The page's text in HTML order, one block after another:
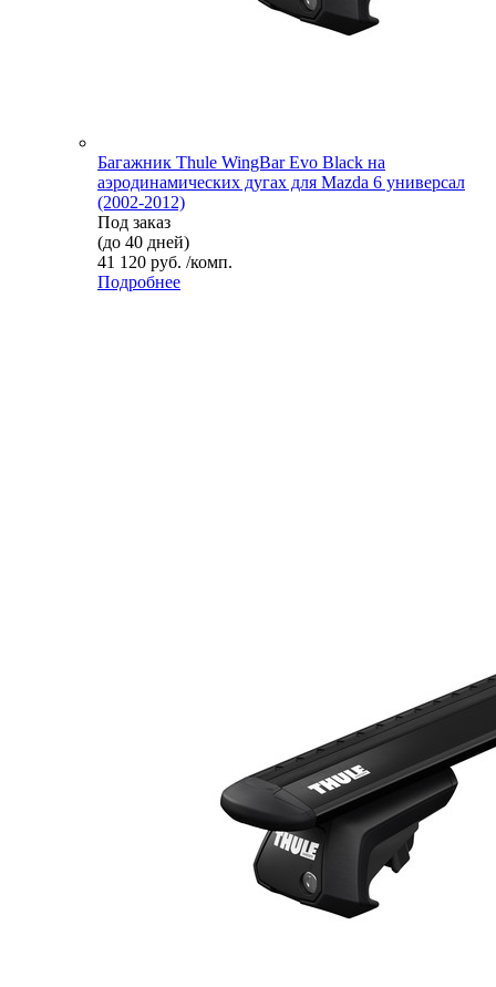
Багажник Thule WingBar Evo Black на
аэродинамических дугах для Mazda 6 универсал
(2002-2012)
Под заказ
(до 40 дней)
41 120 руб. /комп.
Подробнее